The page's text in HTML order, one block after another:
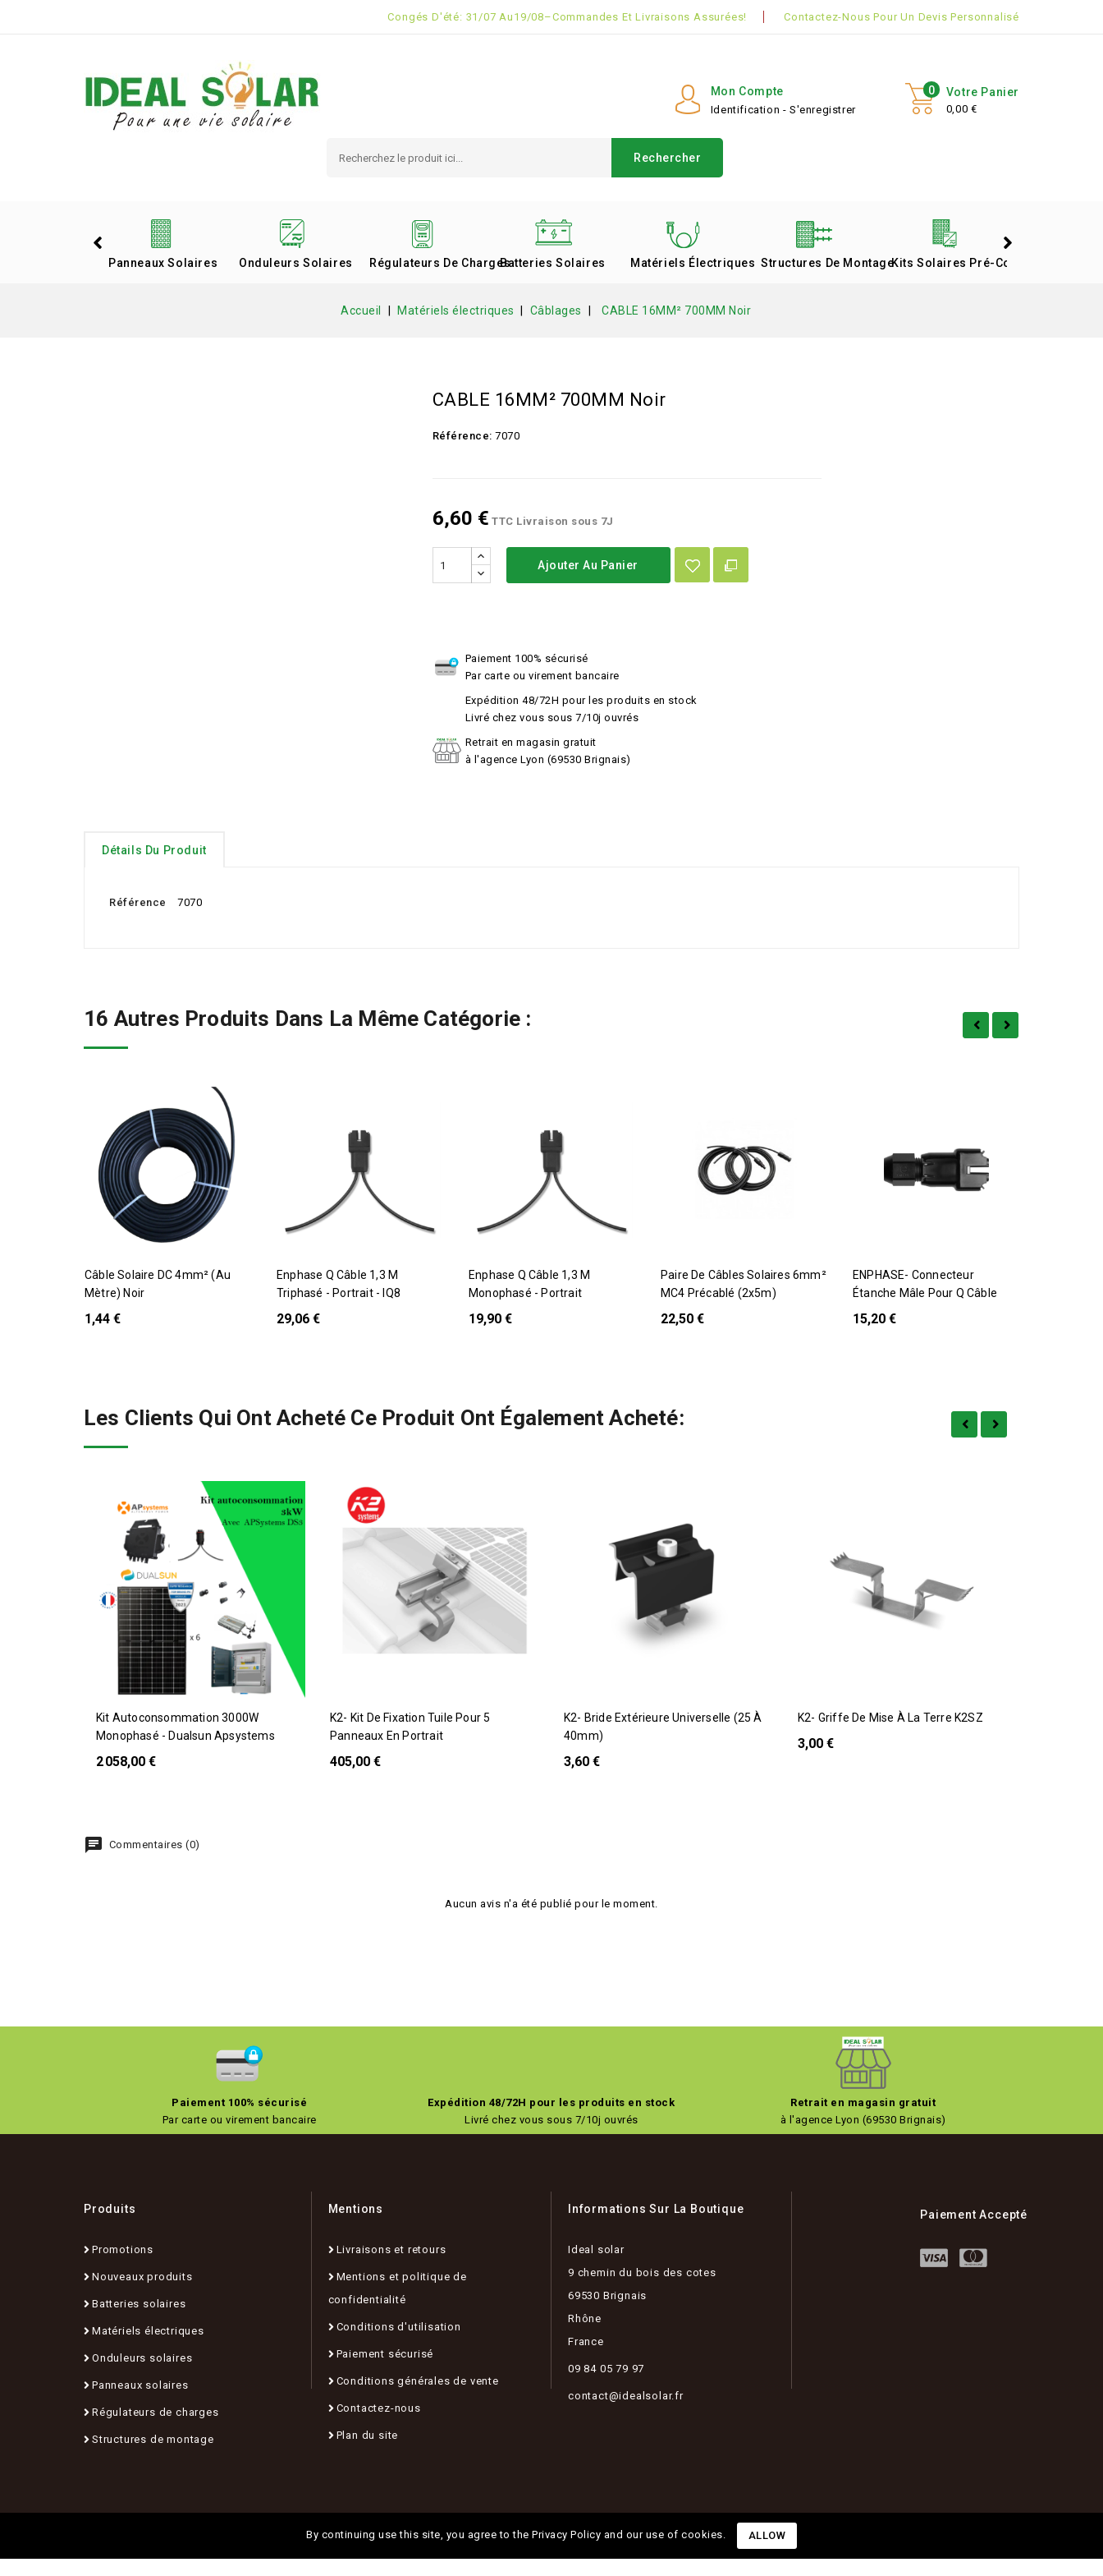
Congés D'été: 31/07 Au19/08–Commandes Et Livraisons Assurées! Contactez-Nous Pour Un Devis Personnalisé
Votre Panier
0,00 €
0
Mon Compte
Identification - S'enregistrer
Rechercher
Panneaux Solaires Onduleurs Solaires Régulateurs De ChargesBatteries Solaires Matériels Électriques Structures De MontageKits Solaires Pré-Configurés
Accueil Matériels électriques Câblages CABLE 16MM² 700MM Noir
CABLE 16MM² 700MM Noir
Référence: 7070
6,60 € TTC Livraison sous 7J
Ajouter Au Panier
Paiement 100% sécurisé
Par carte ou virement bancaire
Expédition 48/72H pour les produits en stock
Livré chez vous sous 7/10j ouvrés
Retrait en magasin gratuit
à l'agence Lyon (69530 Brignais)
Détails Du Produit
Référence 7070
16 Autres Produits Dans La Même Catégorie :
Câble Solaire DC 4mm² (au
Mètre) Noir
1,44 €
Enphase Q Câble 1,3 M
Triphasé - Portrait - IQ8
29,06 €
Enphase Q Câble 1,3 M
Monophasé - Portrait
19,90 €
Paire De Câbles Solaires 6mm²
MC4 Précablé (2x5m)
22,50 €
ENPHASE- Connecteur
Étanche Mâle Pour Q Câble
15,20 €
Les Clients Qui Ont Acheté Ce Produit Ont Également Acheté:
Kit Autoconsommation 3000W
Monophasé - Dualsun Apsystems
2 058,00 €
K2- Kit De Fixation Tuile Pour 5
Panneaux En Portrait
405,00 €
K2- Bride Extérieure Universelle (25 À
40mm)
3,60 €
K2- Griffe De Mise À La Terre K2SZ
3,00 €
chat Commentaires (0)
Aucun avis n'a été publié pour le moment.
Paiement 100% sécurisé
Par carte ou virement bancaire
Expédition 48/72H pour les produits en stock
Livré chez vous sous 7/10j ouvrés
Retrait en magasin gratuit
à l'agence Lyon (69530 Brignais)
Produits
Promotions
Nouveaux produits
Batteries solaires
Matériels électriques
Onduleurs solaires
Panneaux solaires
Régulateurs de charges
Structures de montage
Mentions
Livraisons et retours
Mentions et politique de
confidentialité
Conditions d'utilisation
Paiement sécurisé
Conditions générales de vente
Contactez-nous
Plan du site
Informations Sur La Boutique
Ideal solar
9 chemin du bois des cotes
69530 Brignais
Rhône
France
09 84 05 79 97
contact@idealsolar.fr
Paiement Accepté
By continuing use this site, you agree to the Privacy Policy and our use of cookies. ALLOW